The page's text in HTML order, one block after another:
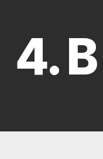
4.